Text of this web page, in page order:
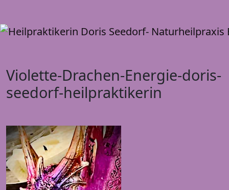
Violette-Drachen-Energie-doris-
seedorf-heilpraktikerin